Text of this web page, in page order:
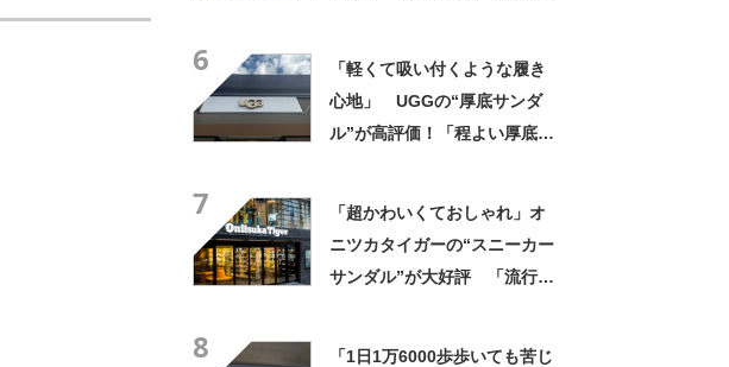
6
「軽くて吸い付くような履き
心地」 UGGの“厚底サンダ
ル”が高評価！「程よい厚底
7
「超かわいくておしゃれ」オ
ニツカタイガーの“スニーカー
サンダル”が大好評 「流行り
8
「1日1万6000歩歩いても苦じ